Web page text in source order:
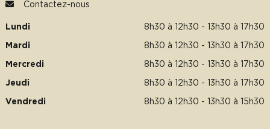
Contactez-nous
Lundi 8h30 à 12h30 - 13h30 à 17h30
Mardi 8h30 à 12h30 - 13h30 à 17h30
Mercredi 8h30 à 12h30 - 13h30 à 17h30
Jeudi 8h30 à 12h30 - 13h30 à 17h30
Vendredi 8h30 à 12h30 - 13h30 à 15h30